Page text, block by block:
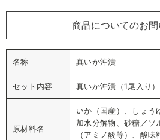
商品についてのお
名称 真いか沖漬
セット内容 真いか沖漬（1尾入り
原材料名
いか（国産）、しょう
加水分解物、砂糖／ソ
（アミノ酸等）、酸